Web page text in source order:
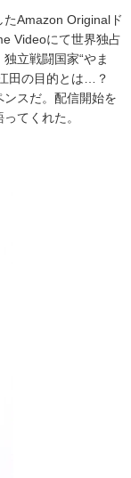
Amazon Originalド
Videoにて世界独占
立戦闘国家“やま
江田の目的とは…？
スだ。配信開始を
てくれた。